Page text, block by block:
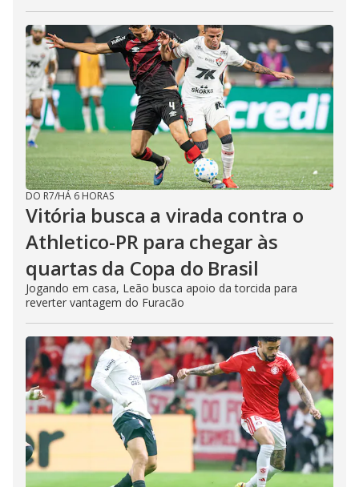
DO R7/HÁ 6 HORAS
Vitória busca a virada contra o
Athletico-PR para chegar às
quartas da Copa do Brasil
Jogando em casa, Leão busca apoio da torcida para
reverter vantagem do Furacão